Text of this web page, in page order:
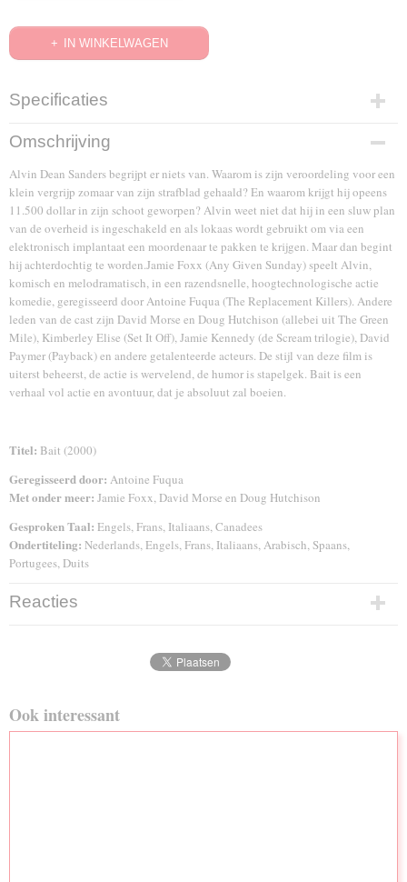
IN WINKELWAGEN
Specificaties
EAN code
7321931188043
Omschrijving
Alvin Dean Sanders begrijpt er niets van. Waarom is zijn veroordeling voor een
klein vergrijp zomaar van zijn strafblad gehaald? En waarom krijgt hij opeens
11.500 dollar in zijn schoot geworpen? Alvin weet niet dat hij in een sluw plan
van de overheid is ingeschakeld en als lokaas wordt gebruikt om via een
elektronisch implantaat een moordenaar te pakken te krijgen. Maar dan begint
hij achterdochtig te worden.Jamie Foxx (Any Given Sunday) speelt Alvin,
komisch en melodramatisch, in een razendsnelle, hoogtechnologische actie
komedie, geregisseerd door Antoine Fuqua (The Replacement Killers). Andere
leden van de cast zijn David Morse en Doug Hutchison (allebei uit The Green
Mile), Kimberley Elise (Set It Off), Jamie Kennedy (de Scream trilogie), David
Paymer (Payback) en andere getalenteerde acteurs. De stijl van deze film is
uiterst beheerst, de actie is wervelend, de humor is stapelgek. Bait is een
verhaal vol actie en avontuur, dat je absoluut zal boeien.
Titel: Bait (2000)
Geregisseerd door: Antoine Fuqua
Met onder meer: Jamie Foxx, David Morse en Doug Hutchison
Gesproken Taal: Engels, Frans, Italiaans, Canadees
Ondertiteling: Nederlands, Engels, Frans, Italiaans, Arabisch, Spaans,
Portugees, Duits
Reacties
Ook interessant